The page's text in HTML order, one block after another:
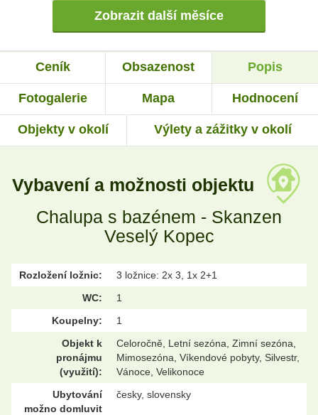
Zobrazit další měsíce
Ceník Obsazenost Popis
Fotogalerie Mapa Hodnocení
Objekty v okolí Výlety a zážitky v okolí
Vybavení a možnosti objektu
Chalupa s bazénem - Skanzen
Veselý Kopec
Rozložení ložnic:
3 ložnice: 2x 3, 1x 2+1
WC:
1
Koupelny:
1
Objekt k
pronájmu
(využití):
Celoročně, Letní sezóna, Zimní sezóna,
Mimosezóna, Víkendové pobyty, Silvestr,
Vánoce, Velikonoce
Ubytování
možno domluvit
česky, slovensky